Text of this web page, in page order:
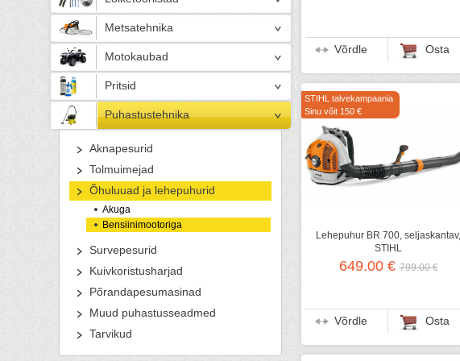
Metsatehnika
Motokaubad
Pritsid
Puhastustehnika
Aknapesurid
Tolmuimejad
Õhuluuad ja lehepuhurid
Akuga
Bensiinimootoriga
Survepesurid
Kuivkoristusharjad
Põrandapesumasinad
Muud puhastusseadmed
Tarvikud
Võrdle Osta
STIHL talvekampaania
Sinu võit 150 €
Lehepuhur BR 700, seljaskantav,
STIHL
649.00 €799.00 €
Võrdle Osta